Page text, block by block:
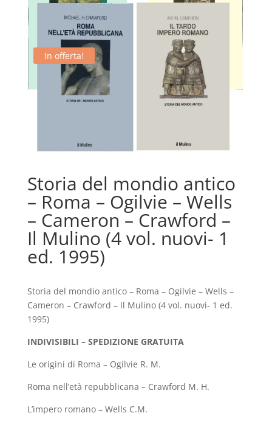
In offerta!
Storia del mondio antico
– Roma – Ogilvie – Wells
– Cameron – Crawford –
Il Mulino (4 vol. nuovi- 1
ed. 1995)
Storia del mondio antico – Roma – Ogilvie – Wells –
Cameron – Crawford – Il Mulino (4 vol. nuovi- 1 ed.
1995)
INDIVISIBILI – SPEDIZIONE GRATUITA
Le origini di Roma – Ogilvie R. M.
Roma nell’età repubblicana – Crawford M. H.
L’impero romano – Wells C.M.